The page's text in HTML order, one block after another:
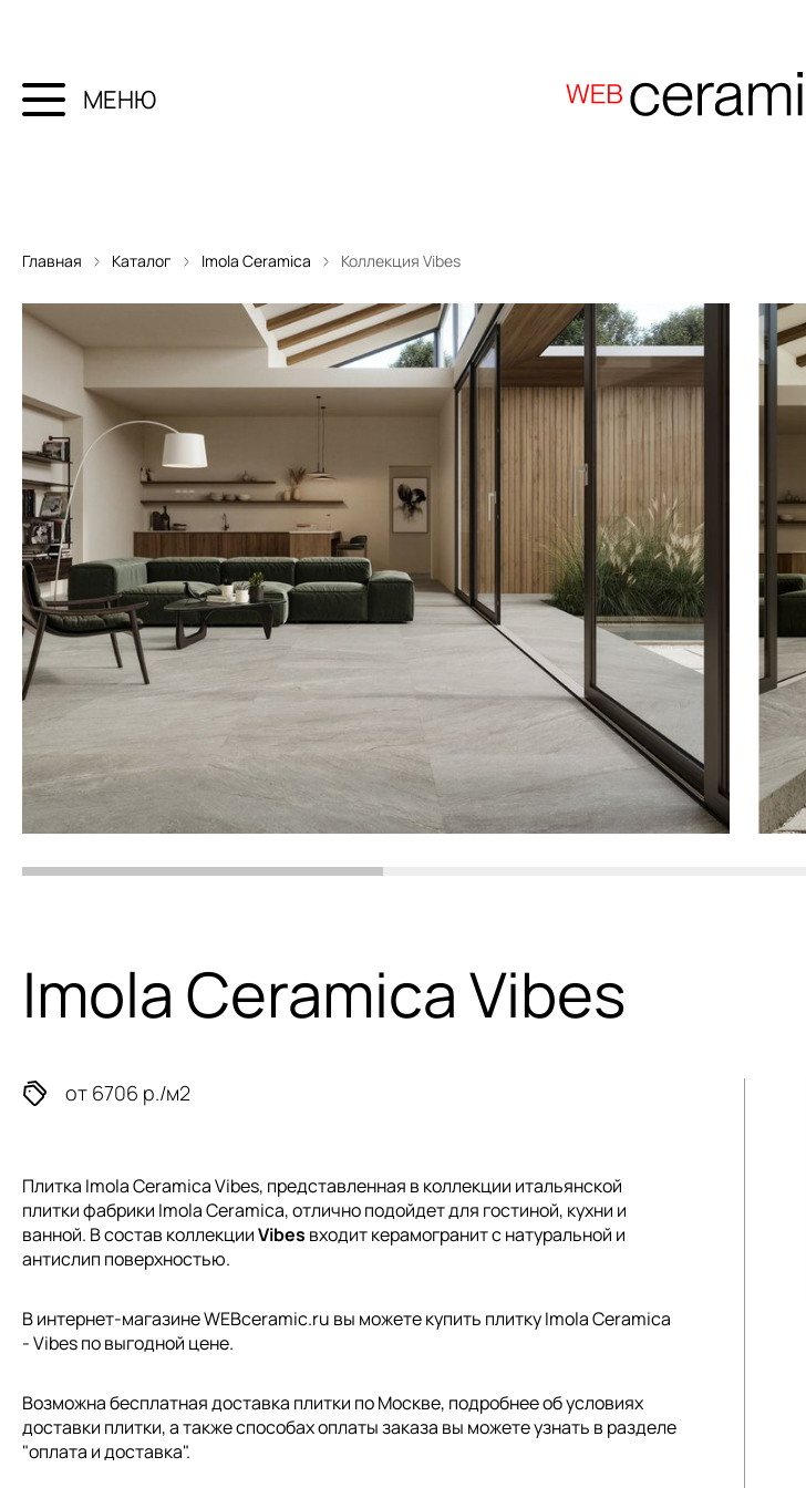
МЕНЮ
Главная Каталог Imola Ceramica Коллекция Vibes
Imola Ceramica Vibes
от 6706 р./м2
Плитка Imola Ceramica Vibes, представленная в коллекции итальянской
плиткифабрики Imola Ceramica, отлично подойдет для гостиной, кухни и
ванной. В состав коллекцииVibes входит керамогранит с натуральной и
антислип поверхностью.
В интернет-магазине WEBceramic.ru вы можете купить плитку Imola Ceramica
- Vibes по выгодной цене.
Возможна бесплатная доставка плитки по Москве, подробнее об условиях
доставки плитки, а также способах оплаты заказа вы можете узнать в разделе
"оплата и доставка".